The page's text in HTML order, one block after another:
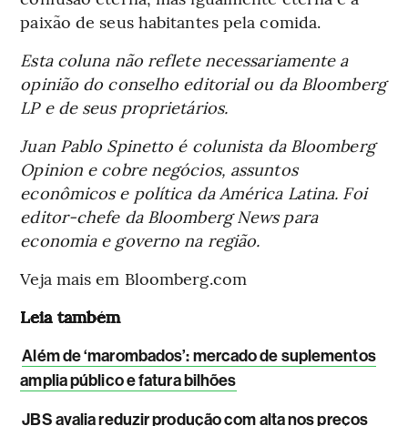
paixão de seus habitantes pela comida.
Esta coluna não reflete necessariamente a
opinião do conselho editorial ou da Bloomberg
LP e de seus proprietários.
Juan Pablo Spinetto é colunista da Bloomberg
Opinion e cobre negócios, assuntos
econômicos e política da América Latina. Foi
editor-chefe da Bloomberg News para
economia e governo na região.
Veja mais em Bloomberg.com
Leia também
Além de ‘marombados’: mercado de suplementos
amplia público e fatura bilhões
JBS avalia reduzir produção com alta nos preços